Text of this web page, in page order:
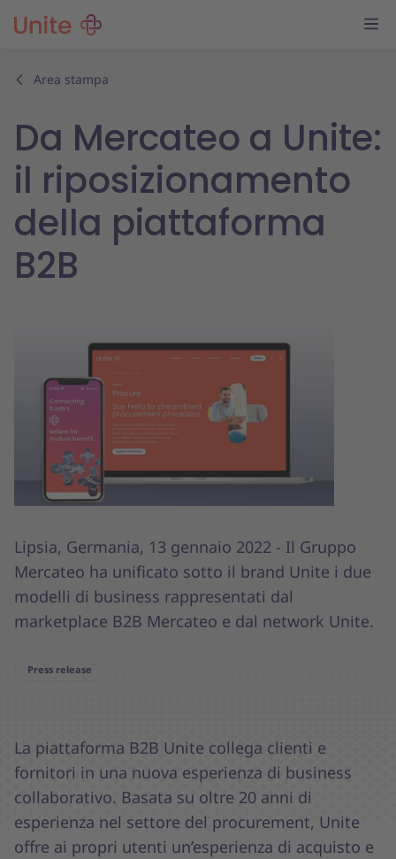
Area stampa
Da Mercateo a Unite:
il riposizionamento
della piattaforma
B2B
Lipsia, Germania, 13 gennaio 2022 - Il Gruppo
Mercateo ha unificato sotto il brand Unite i due
modelli di business rappresentati dal
marketplace B2B Mercateo e dal network Unite.
Press release
La piattaforma B2B Unite collega clienti e
fornitori in una nuova esperienza di business
collaborativo. Basata su oltre 20 anni di
esperienza nel settore del procurement, Unite
offre ai propri utenti un’esperienza di acquisto e